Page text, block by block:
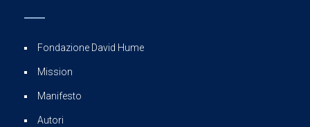
Fondazione David Hume
Mission
Manifesto
Autori